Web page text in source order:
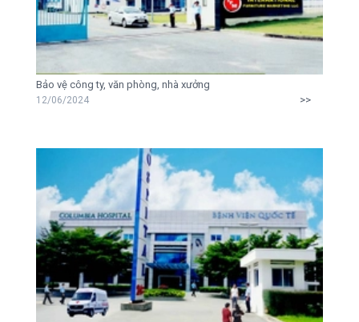
Bảo vệ công ty, văn phòng, nhà xưởng
12/06/2024 >>